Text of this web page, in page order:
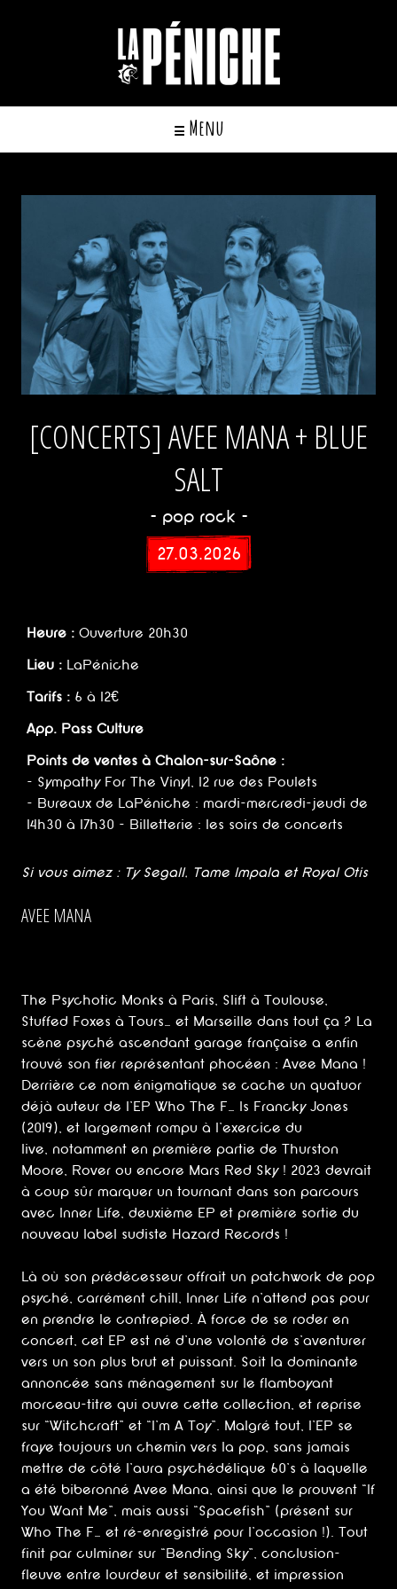
☰ Menu
[CONCERTS] AVEE MANA + BLUE
SALT
- pop rock -
27.03.2026
Heure : Ouverture 20h30
Lieu : LaPéniche
Tarifs : 6 à 12€
App. Pass Culture
Points de ventes à Chalon-sur-Saône :
- Sympathy For The Vinyl, 12 rue des Poulets
- Bureaux de LaPéniche : mardi-mercredi-jeudi de
14h30 à 17h30 - Billetterie : les soirs de concerts
Si vous aimez : Ty Segall, Tame Impala et Royal Otis
AVEE MANA
The Psychotic Monks à Paris, Slift à Toulouse,
Stuffed Foxes à Tours… et Marseille dans tout ça ? La
scène psyché ascendant garage française a enfin
trouvé son fier représentant phocéen : Avee Mana !
Derrière ce nom énigmatique se cache un quatuor
déjà auteur de l’EP Who The F… Is Francky Jones
(2019), et largement rompu à l’exercice du
live, notamment en première partie de Thurston
Moore, Rover ou encore Mars Red Sky ! 2023 devrait
à coup sûr marquer un tournant dans son parcours
avec Inner Life, deuxième EP et première sortie du
nouveau label sudiste Hazard Records !
Là où son prédécesseur offrait un patchwork de pop
psyché, carrément chill, Inner Life n’attend pas pour
en prendre le contrepied. À force de se roder en
concert, cet EP est né d’une volonté de s’aventurer
vers un son plus brut et puissant. Soit la dominante
annoncée sans ménagement sur le flamboyant
morceau-titre qui ouvre cette collection, et reprise
sur “Witchcraft” et “I’m A Toy”. Malgré tout, l’EP se
fraye toujours un chemin vers la pop, sans jamais
mettre de côté l’aura psychédélique 60’s à laquelle
a été biberonné Avee Mana, ainsi que le prouvent “If
You Want Me”, mais aussi “Spacefish” (présent sur
Who The F… et ré-enregistré pour l’occasion !). Tout
finit par culminer sur “Bending Sky”, conclusion-
fleuve entre lourdeur et sensibilité, et impression